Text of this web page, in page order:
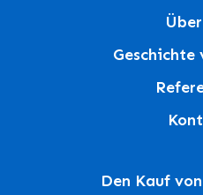
Geschichte
Den Kauf